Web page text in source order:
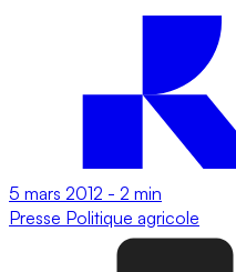
5 mars 2012 - 2 min
Presse Politique agricole